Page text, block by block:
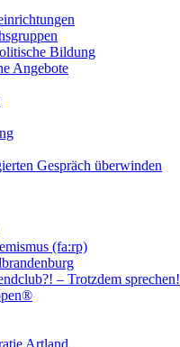
Bildung
Angebote
Gespräch überwinden
(fa:rp)
– Trotzdem sprechen!
Artland